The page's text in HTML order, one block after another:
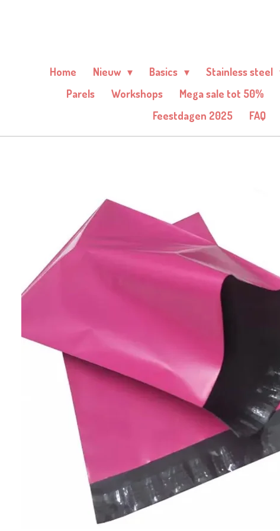
hoofdinhoud
Home Nieuw Basics Stainless steel
Parels
Workshops Mega sale tot 50%
Feestdagen 2025
FAQ